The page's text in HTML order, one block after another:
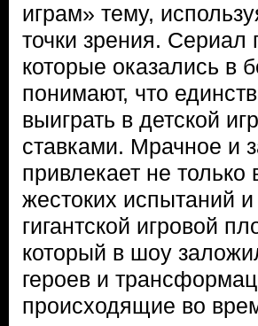
играм» тему,
точки зрения. Сериал
которые оказались в
понимают, что
выиграть в детской
ставками. Мрачное и
привлекает не
жестоких испытаний
гигантской игровой
который в шоу
героев и
происходящие во